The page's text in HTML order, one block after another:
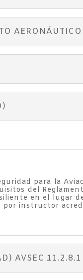
AERONÁUTICO
para la
del
en el lugar
por instructor
AVSEC 11.2.8.1